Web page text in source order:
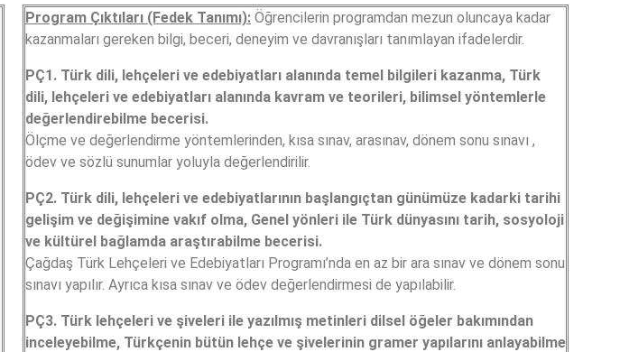
Program Çıktıları (Fedek Tanımı): Öğrencilerin programdan mezun oluncaya kadar
kazanmaları gereken bilgi, beceri, deneyim ve davranışları tanımlayan ifadelerdir.
PÇ1. Türk dili, lehçeleri ve edebiyatları alanında temel bilgileri kazanma, Türk
dili, lehçeleri ve edebiyatları alanında kavram ve teorileri, bilimsel yöntemlerle
değerlendirebilme becerisi.
Ölçme ve değerlendirme yöntemlerinden, kısa sınav, arasınav, dönem sonu sınavı ,
ödev ve sözlü sunumlar yoluyla değerlendirilir.
PÇ2. Türk dili, lehçeleri ve edebiyatlarının başlangıçtan günümüze kadarki tarihi
gelişim ve değişimine vakıf olma, Genel yönleri ile Türk dünyasını tarih, sosyoloji
ve kültürel bağlamda araştırabilme becerisi.
Çağdaş Türk Lehçeleri ve Edebiyatları Programı’nda en az bir ara sınav ve dönem sonu
sınavı yapılır. Ayrıca kısa sınav ve ödev değerlendirmesi de yapılabilir.
PÇ3. Türk lehçeleri ve şiveleri ile yazılmış metinleri dilsel öğeler bakımından
inceleyebilme, Türkçenin bütün lehçe ve şivelerinin gramer yapılarını anlayabilme